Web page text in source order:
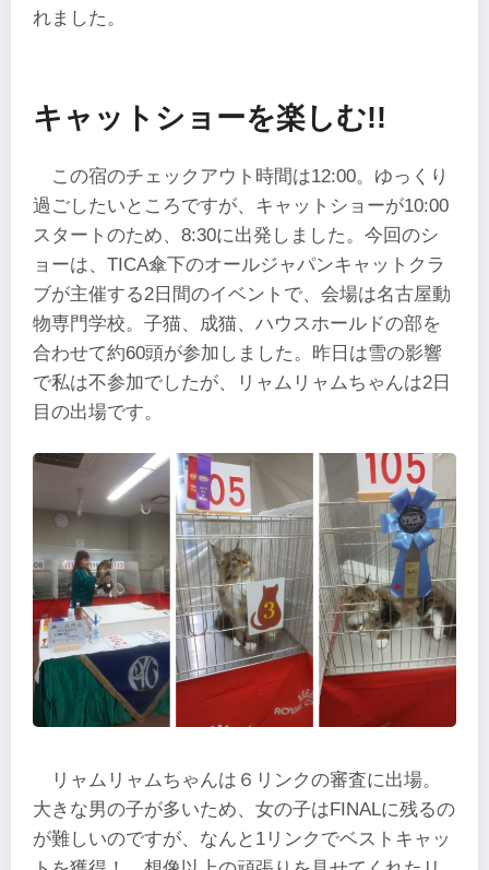
れました。
キャットショーを楽しむ!!
この宿のチェックアウト時間は12:00。ゆっくり
過ごしたいところですが、キャットショーが10:00
スタートのため、8:30に出発しました。今回のシ
ョーは、TICA傘下のオールジャパンキャットクラ
ブが主催する2日間のイベントで、会場は名古屋動
物専門学校。子猫、成猫、ハウスホールドの部を
合わせて約60頭が参加しました。昨日は雪の影響
で私は不参加でしたが、リャムリャムちゃんは2日
目の出場です。
リャムリャムちゃんは６リンクの審査に出場。
大きな男の子が多いため、女の子はFINALに残るの
が難しいのですが、なんと1リンクでベストキャッ